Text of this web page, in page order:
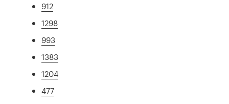
912
1298
993
1383
1204
477